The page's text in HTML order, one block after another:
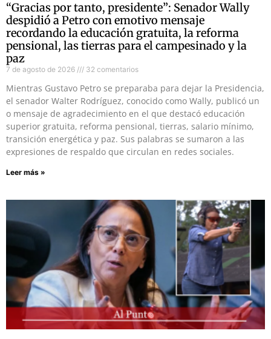
“Gracias por tanto, presidente”: Senador Wally
despidió a Petro con emotivo mensaje
recordando la educación gratuita, la reforma
pensional, las tierras para el campesinado y la
paz
7 de agosto de 2026 32 comentarios
Mientras Gustavo Petro se preparaba para dejar la Presidencia,
el senador Walter Rodríguez, conocido como Wally, publicó un
o mensaje de agradecimiento en el que destacó educación
superior gratuita, reforma pensional, tierras, salario mínimo,
transición energética y paz. Sus palabras se sumaron a las
expresiones de respaldo que circulan en redes sociales.
Leer más »